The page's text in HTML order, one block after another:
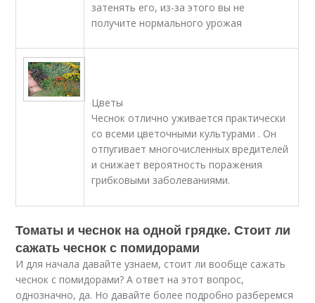
затенять его, из-за этого вы не
получите нормального урожая
Цветы
Чеснок отлично уживается практически
со всеми цветочными культурами . Он
отпугивает многочисленных вредителей
и снижает вероятность поражения
грибковыми заболеваниями.
Томаты и чеснок на одной грядке. Стоит ли
сажать чеснок с помидорами
И для начала давайте узнаем, стоит ли вообще сажать
чеснок с помидорами? А ответ на этот вопрос,
однозначно, да. Но давайте более подробно разберемся